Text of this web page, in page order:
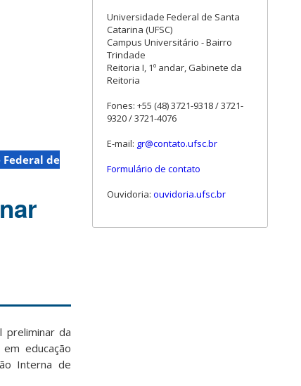
de
preliminar da
educação
Interna de
Universidade Federal de Santa
Catarina (UFSC)
Campus Universitário - Bairro
Trindade
Reitoria I, 1º andar, Gabinete da
Reitoria
Fones: +55 (48) 3721-9318 / 3721-
9320 / 3721-4076
E-mail: gr@contato.ufsc.br
Formulário de contato
Ouvidoria: ouvidoria.ufsc.br